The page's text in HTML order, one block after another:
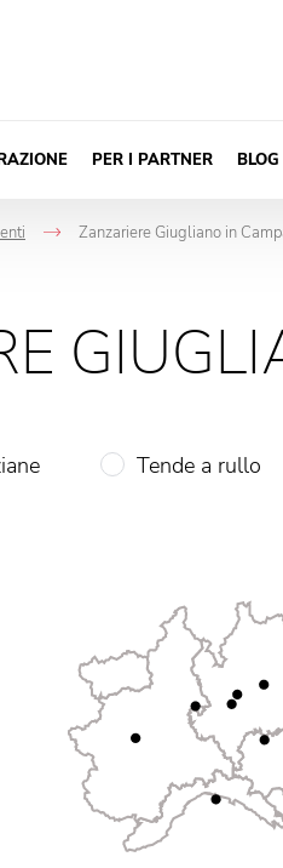
PER I PARTNER BLOG
Zanzariere Giugliano in
Tende a rullo